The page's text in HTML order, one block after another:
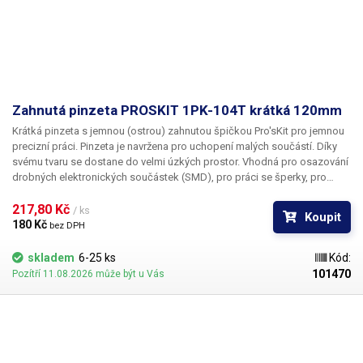
Zahnutá pinzeta PROSKIT 1PK-104T krátká 120mm
Krátká pinzeta s jemnou (ostrou) zahnutou špičkou Pro'sKit pro jemnou
precizní práci. Pinzeta je navržena pro uchopení malých součástí. Díky
svému tvaru se dostane do velmi úzkých prostor. Vhodná pro osazování
drobných elektronických součástek (SMD), pro práci se šperky, pro
vyrobena z AISI410 nerezavějící oceli, která je odolná vůči kyselinám a je
antimagnetická. Vnitřní plochy čelistí jsou hladké. Pinzeta je 120mm
0,45mm.
217,80 Kč / ks
180 Kč bez DPH
Koupit
skladem 6-25 ks
Pozítří 11.08.2026 může být u Vás
Kód:
101470